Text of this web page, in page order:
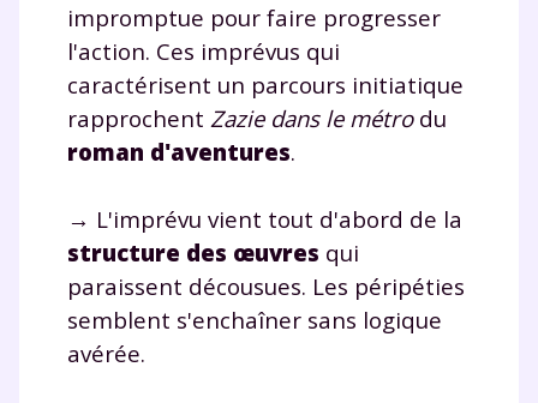
impromptue pour faire progresser
l'action. Ces imprévus qui
caractérisent un parcours initiatique
rapprochent Zazie dans le métrodu
roman d'aventures.
→ L'imprévu vient tout d'abord de la
structure des œuvres qui
paraissent décousues. Les péripéties
semblent s'enchaîner sans logique
avérée.